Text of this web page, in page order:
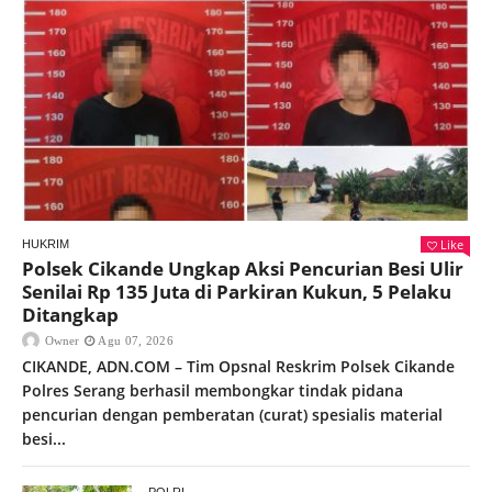
HUKRIM Like
Polsek Cikande Ungkap Aksi Pencurian Besi Ulir
Senilai Rp 135 Juta di Parkiran Kukun, 5 Pelaku
Ditangkap
Owner Agu 07, 2026
CIKANDE, ADN.COM – Tim Opsnal Reskrim Polsek Cikande
Polres Serang berhasil membongkar tindak pidana
pencurian dengan pemberatan (curat) spesialis material
besi...